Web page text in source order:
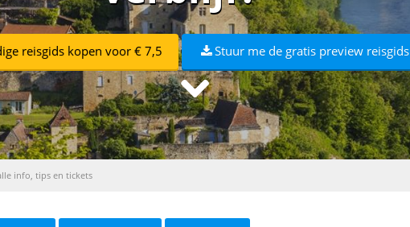
reisgids kopen voor € 7,5 Stuur me de gratis preview reisgids
info, tips en tickets